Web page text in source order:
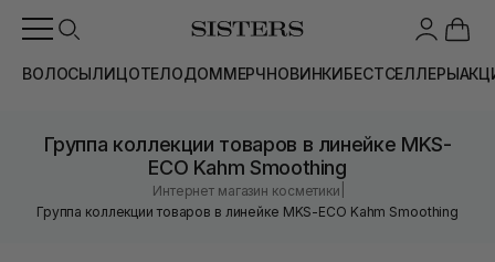
ВОЛОСЫЛИЦОТЕЛОДОММЕРЧНОВИНКИБЕСТСЕЛЛЕРЫ
Группа коллекции товаров в линейке MKS-
ECO Kahm Smoothing
Интернет магазин косметики
Группа коллекции товаров в линейке MKS-ECO Kahm Smoothing